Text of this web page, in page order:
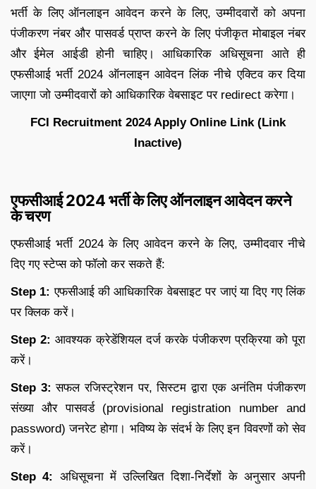
भर्ती के लिए ऑनलाइन आवेदन करने के लिए, उम्मीदवारों को अपना
पंजीकरण नंबर और पासवर्ड प्राप्त करने के लिए पंजीकृत मोबाइल नंबर
और ईमेल आईडी होनी चाहिए। आधिकारिक अधिसूचना आते ही
एफसीआई भर्ती 2024 ऑनलाइन आवेदन लिंक नीचे एक्टिव कर दिया
जाएगा जो उम्मीदवारों को आधिकारिक वेबसाइट पर redirect करेगा।
FCI Recruitment 2024 Apply Online Link (Link
Inactive)
एफसीआई 2024 भर्ती के लिए ऑनलाइन आवेदन करने
के चरण
एफसीआई भर्ती 2024 के लिए आवेदन करने के लिए, उम्मीदवार नीचे
दिए गए स्टेप्स को फॉलो कर सकते हैं:
Step 1:एफसीआई की आधिकारिक वेबसाइट पर जाएं या दिए गए लिंक
पर क्लिक करें।
Step 2: आवश्यक क्रेडेंशियल दर्ज करके पंजीकरण प्रक्रिया को पूरा
करें।
Step 3:सफल रजिस्ट्रेशन पर, सिस्टम द्वारा एक अनंतिम पंजीकरण
संख्या और पासवर्ड (provisional registration number and
password) जनरेट होगा। भविष्य के संदर्भ के लिए इन विवरणों को सेव
करें।
Step 4: अधिसूचना में उल्लिखित दिशा-निर्देशों के अनुसार अपनी